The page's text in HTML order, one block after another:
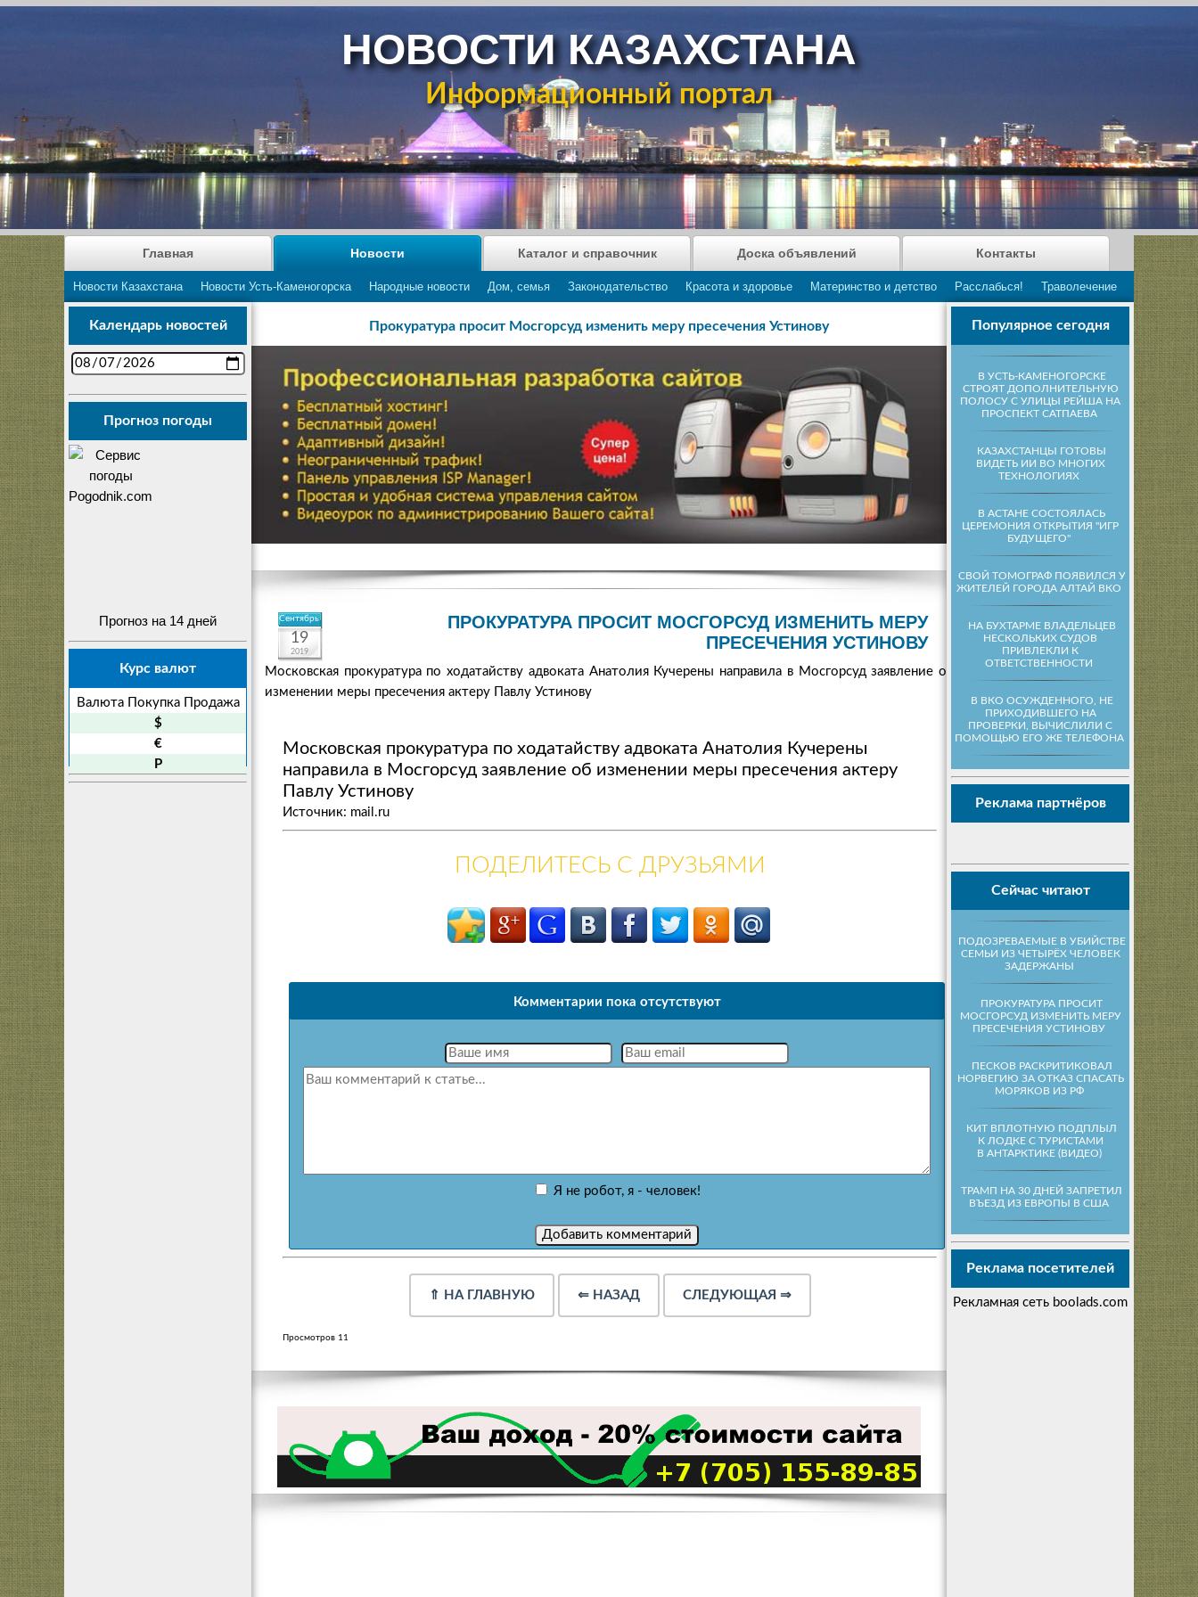
НОВОСТИ КАЗАХСТАНА
Информационный портал
Главная Новости
Новости Казахстана Новости Усть-Каменогорска Народные новости Дом, семья Законодательство Красота и здоровье Материнство и детство Расслабься! Траволечение
Каталог и справочник Доска объявлений Контакты
Популярное сегодня
В УСТЬ-КАМЕНОГОРСКЕ
СТРОЯТ ДОПОЛНИТЕЛЬНУЮ
ПОЛОСУ С УЛИЦЫ РЕЙША НА
ПРОСПЕКТ САТПАЕВА
КАЗАХСТАНЦЫ ГОТОВЫ
ВИДЕТЬ ИИ ВО МНОГИХ
ТЕХНОЛОГИЯХ
В АСТАНЕ СОСТОЯЛАСЬ
ЦЕРЕМОНИЯ ОТКРЫТИЯ "ИГР
БУДУЩЕГО"
СВОЙ ТОМОГРАФ ПОЯВИЛСЯ У
ЖИТЕЛЕЙ ГОРОДА АЛТАЙ ВКО
НА БУХТАРМЕ ВЛАДЕЛЬЦЕВ
НЕСКОЛЬКИХ СУДОВ
ПРИВЛЕКЛИ К
ОТВЕТСТВЕННОСТИ
В ВКО ОСУЖДЕННОГО, НЕ
ПРИХОДИВШЕГО НА
ПРОВЕРКИ, ВЫЧИСЛИЛИ С
ПОМОЩЬЮ ЕГО ЖЕ ТЕЛЕФОНА
Реклама партнёров
Сейчас читают
ПОДОЗРЕВАЕМЫЕ В УБИЙСТВЕ
СЕМЬИ ИЗ ЧЕТЫРЁХ ЧЕЛОВЕК
ЗАДЕРЖАНЫ
ПРОКУРАТУРА ПРОСИТ
МОСГОРСУД ИЗМЕНИТЬ МЕРУ
ПРЕСЕЧЕНИЯ УСТИНОВУ
ПЕСКОВ РАСКРИТИКОВАЛ
НОРВЕГИЮ ЗА ОТКАЗ СПАСАТЬ
МОРЯКОВ ИЗ РФ
КИТ ВПЛОТНУЮ ПОДПЛЫЛ
К ЛОДКЕ С ТУРИСТАМИ
В АНТАРКТИКЕ (ВИДЕО)
ТРАМП НА 30 ДНЕЙ ЗАПРЕТИЛ
ВЪЕЗД ИЗ ЕВРОПЫ В США
Реклама посетителей
Рекламная сеть boolads.com
Календарь новостей
Прогноз погоды
Прогноз на 14 дней
Курс валют
Валюта Покупка
Продажа
$
€
P
Прокуратура просит Мосгорсуд изменить меру пресечения Устинову
Сентябрь
19
2019
ПРОКУРАТУРА ПРОСИТ МОСГОРСУД ИЗМЕНИТЬ МЕРУ
ПРЕСЕЧЕНИЯ УСТИНОВУ
Московская прокуратура по ходатайству адвоката Анатолия Кучерены направила в Мосгорсуд заявление об
изменении меры пресечения актеру Павлу Устинову
Московская прокуратура по ходатайству адвоката Анатолия Кучерены
направила в Мосгорсуд заявление об изменении меры пресечения актеру
Павлу Устинову
Источник: mail.ru
ПОДЕЛИТЕСЬ С ДРУЗЬЯМИ
Комментарии пока отсутствуют
Я не робот, я - человек!
⇑ НА ГЛАВНУЮ ⇐ НАЗАД СЛЕДУЮЩАЯ ⇒
Просмотров 11